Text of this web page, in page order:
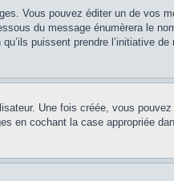
Vous pouvez éditer un de vos
du message énumèrera le
puissent prendre l’initiative
Une fois créée, vous
en cochant la case appropriée